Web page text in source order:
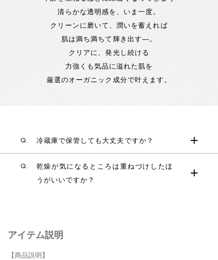
清らかな透明感を、いま一度。
クリーンに磨いて、潤いを蓄えれば
肌は満ち満ちて輝き出す―。
クリアに、発光し続ける
力強くも気品に溢れた肌を
厳選のオーガニック成分で叶えます。
Q. 冷蔵庫で保管しても大丈夫ですか？
Q.
乾燥が気になるところは重ねづけしたほ
うがいいですか？
アイテム説明
【商品説明】